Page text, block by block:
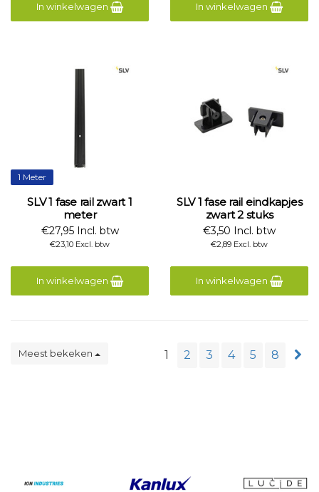
In winkelwagen In winkelwagen
1 Meter
SLV 1 fase rail zwart 1
meter
€27,95 Incl. btw
€23,10 Excl. btw
In winkelwagen
SLV 1 fase rail eindkapjes
zwart 2 stuks
€3,50 Incl. btw
€2,89 Excl. btw
In winkelwagen
Meest bekeken 1 2 3 4 5 8